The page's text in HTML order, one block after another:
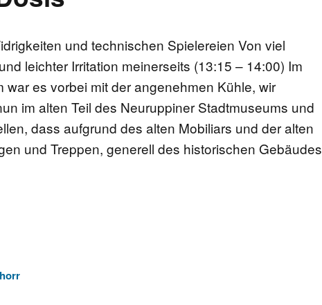
und technischen Spielereien Von viel
leichter Irritation meinerseits (13:15 – 14:00) Im
war es vorbei mit der angenehmen Kühle, wir
im alten Teil des Neuruppiner Stadtmuseums und
dass aufgrund des alten Mobiliars und der alten
und Treppen, generell des historischen Gebäudes